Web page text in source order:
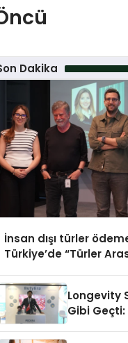
Dakika
İnsan dışı türler
Türkiye’de “Türler
Longevity
Gibi Geçti: